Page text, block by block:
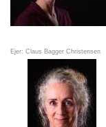
Ejer: Claus Bagger Christensen